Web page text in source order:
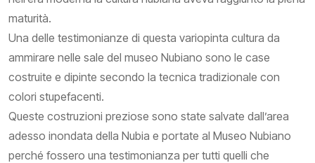
maturità.
Una delle testimonianze di questa variopinta cultura da
ammirare nelle sale del museo Nubiano sono le case
costruite e dipinte secondo la tecnica tradizionale con
colori stupefacenti.
Queste costruzioni preziose sono state salvate dall’area
adesso inondata della Nubia e portate al Museo Nubiano
perché fossero una testimonianza per tutti quelli che